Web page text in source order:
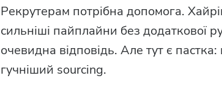
Рекрутерам потрібна допомога.
сильніші пайплайни без додаткової
очевидна відповідь. Але тут є
гучніший sourcing.